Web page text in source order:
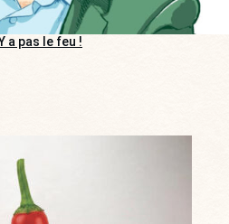
a pas le feu !